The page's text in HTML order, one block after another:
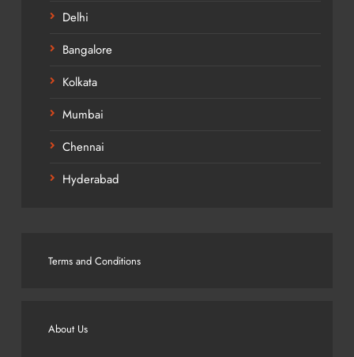
Delhi
Bangalore
Kolkata
Mumbai
Chennai
Hyderabad
Terms and Conditions
About Us